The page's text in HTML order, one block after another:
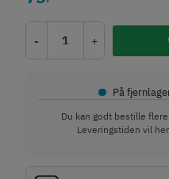
- +
• På
Du kan godt bestille
Leveringstiden vil